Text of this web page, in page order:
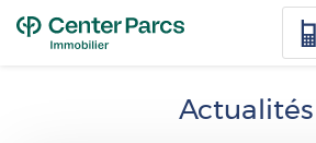
Actualités